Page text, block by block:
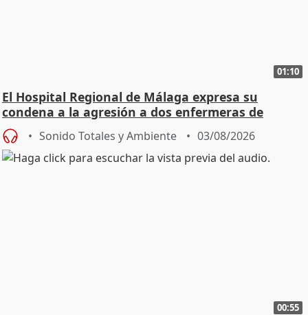
01:10
El Hospital Regional de Málaga expresa su
condena a la agresión a dos enfermeras de
Urgencias
Sonido Totales y Ambiente 03/08/2026
00:55